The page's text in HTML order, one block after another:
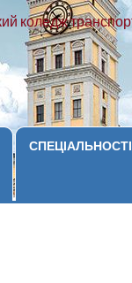
СПЕЦІАЛЬНОСТІ